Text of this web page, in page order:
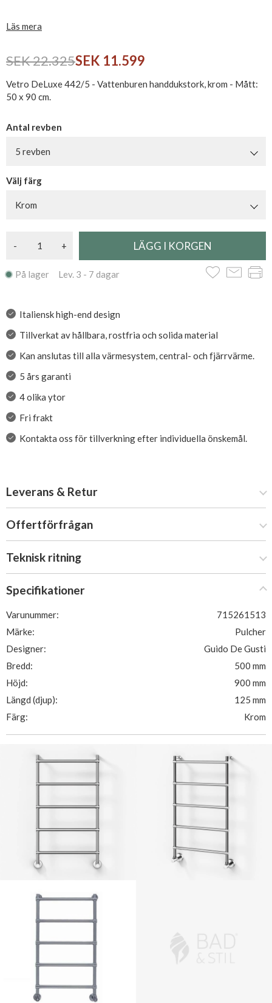
polerad naturmässing.
Se fler handdukstorkar här
Läs mera
SEK 22.325SEK 11.599
Vetro DeLuxe 442/5 - Vattenburen handdukstork, krom - Mått:
50 x 90 cm.
Antal revben
5 revben
Välj färg
Krom
- +
På lager Lev. 3 - 7 dagar
Italiensk high-end design
Tillverkat av hållbara, rostfria och solida material
Kan anslutas till alla värmesystem, central- och fjärrvärme.
5 års garanti
4 olika ytor
Fri frakt
Kontakta oss för tillverkning efter individuella önskemål.
Leverans & Retur
Offertförfrågan
Teknisk ritning
Specifikationer
Varunummer:
715261513
Märke:
Pulcher
Designer:
Guido De Gusti
Bredd:
500 mm
Höjd:
900 mm
Längd (djup):
125 mm
Färg:
Krom